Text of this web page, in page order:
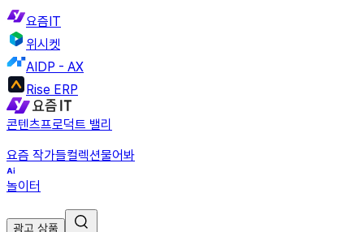
요즘IT
위시켓
AIDP - AX
Rise ERP
콘텐츠프로덕트 밸리
요즘 작가들컬렉션물어봐
놀이터
광고 상품